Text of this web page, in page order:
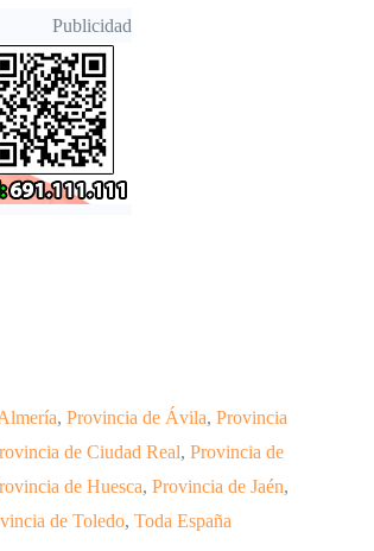
Publicidad
, Provincia de Ávila, Provincia
de Ciudad Real, Provincia de
de Huesca, Provincia de Jaén,
de Toledo, Toda España